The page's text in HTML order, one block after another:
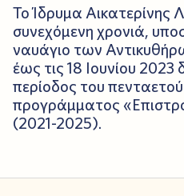
Το Ίδρυμα Αικατερίνης
συνεχόμενη χρονιά,
ναυάγιο των
έως τις 18 Ιουνίου 2023
περίοδος του
προγράμματος
(2021-2025).